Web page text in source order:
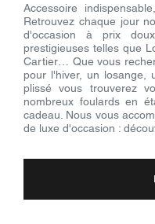
Accessoire
Retrouvez chaque jour
d'occasion à prix
prestigieuses telles que
Cartier… Que vous
pour l'hiver, un losange,
plissé vous trouverez
nombreux foulards en
cadeau. Nous vous
de luxe d'occasion :